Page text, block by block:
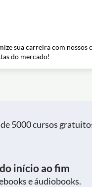
sua carreira com nossos
do mercado!
5000 cursos
início ao fim
e áudiobooks.